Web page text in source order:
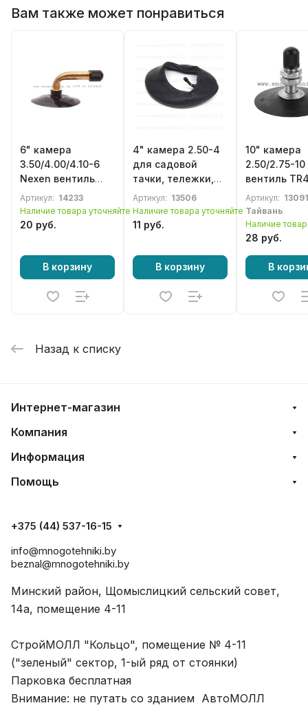
Вам также может понравиться
6" камера
3.50/4.00/4.10-6
Nexen вентиль
TR87
Артикул: 14233
Наличие товара уточняйте
20 руб.
В корзину
4" камера 2.50-4
для садовой
тачки, тележки,
коляски, детского
велосипеда
Артикул: 13506
Наличие товара уточняйте
11 руб.
В корзину
10" камера
2.50/2.75-10
вентиль
Артикул:
Тайвань
Наличие
28 руб.
В
Назад к списку
Интернет-магазин
Компания
Информация
Помощь
+375 (44) 537-16-15
info@mnogotehniki.by
beznal@mnogotehniki.by
Минский район, Щомыслицкий сельский совет,
14а, помещение 4-11
СтройМОЛЛ "Кольцо", помещение № 4-11
("зеленый" сектор, 1-ый ряд от стоянки)
Парковка бесплатная
Внимание: не путать со зданием АвтоМОЛЛ